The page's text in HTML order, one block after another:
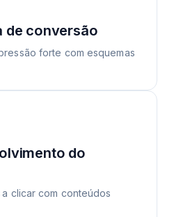
de conversão
forte com esquemas
do
clicar com conteúdos